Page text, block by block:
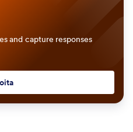
and capture responses